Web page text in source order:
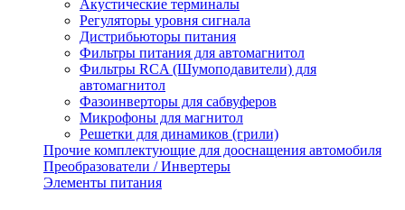
Акустические терминалы
Регуляторы уровня сигнала
Дистрибьюторы питания
Фильтры питания для автомагнитол
Фильтры RCA (Шумоподавители) для
автомагнитол
Фазоинверторы для сабвуферов
Микрофоны для магнитол
Решетки для динамиков (грили)
Прочие комплектующие для дооснащения автомобиля
Преобразователи / Инвертеры
Элементы питания